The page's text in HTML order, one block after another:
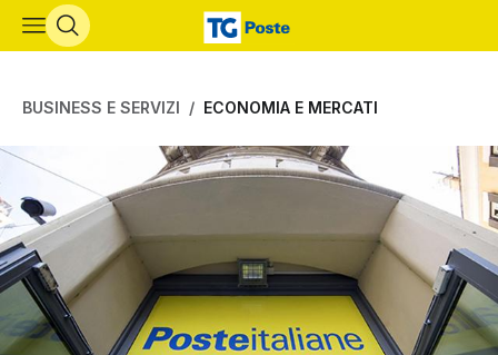
Vai al contenuto principale
BUSINESS E SERVIZI ECONOMIA E MERCATI